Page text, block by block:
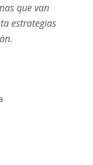
que van
estrategias